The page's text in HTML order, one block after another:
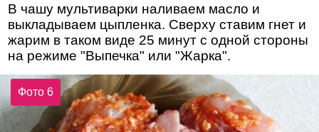
В чашу мультиварки наливаем масло и
выкладываем цыпленка. Сверху ставим гнет и
жарим в таком виде 25 минут с одной стороны
на режиме "Выпечка" или "Жарка".
Фото 6